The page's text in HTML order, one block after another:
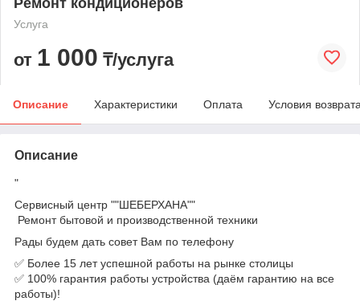
Услуга
от 1 000 ₸/услуга
Описание Характеристики Оплата Условия
Описание
"
Сервисный центр ""ШЕБЕРХАНА""
Ремонт бытовой и производственной техники
Рады будем дать совет Вам по телефону
✅ Более 15 лет успешной работы на рынке столицы
✅ 100% гарантия работы устройства (даём гарантию на все
работы)!